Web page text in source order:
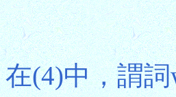
在(4)中，謂